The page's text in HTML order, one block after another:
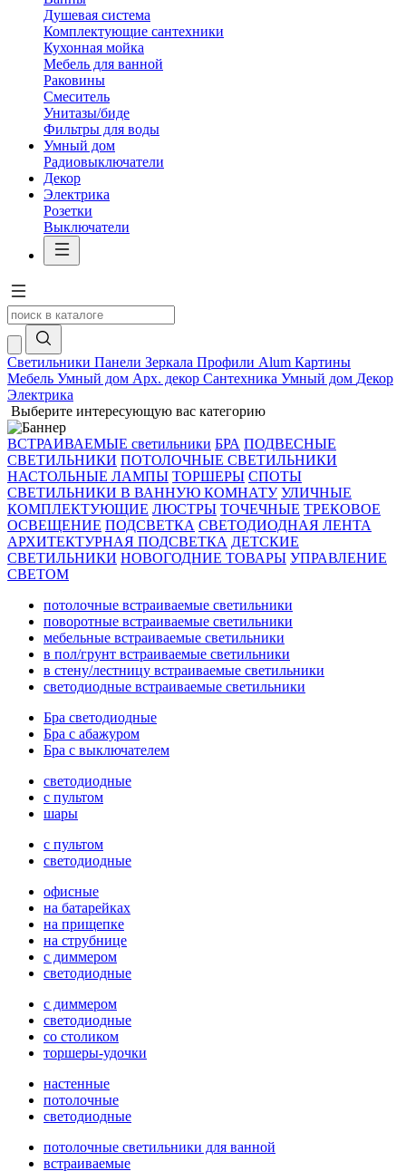
Душевая система
Комплектующие сантехники
Кухонная мойка
Мебель для ванной
Раковины
Смеситель
Унитазы/биде
Фильтры для воды
Умный дом
Радиовыключатели
Декор
Электрика
Розетки
Выключатели
Светильники Панели Зеркала Профили Alum Картины
Мебель Умный дом Арх. декор Сантехника Умный дом Декор
Электрика
Выберите интересующую вас категорию
ВСТРАИВАЕМЫЕ светильники БРА ПОДВЕСНЫЕ
СВЕТИЛЬНИКИ ПОТОЛОЧНЫЕ СВЕТИЛЬНИКИ
НАСТОЛЬНЫЕ ЛАМПЫ ТОРШЕРЫ СПОТЫ
СВЕТИЛЬНИКИ В ВАННУЮ КОМНАТУ УЛИЧНЫЕ
КОМПЛЕКТУЮЩИЕ ЛЮСТРЫ ТОЧЕЧНЫЕ ТРЕКОВОЕ
ОСВЕЩЕНИЕ ПОДСВЕТКА СВЕТОДИОДНАЯ ЛЕНТА
АРХИТЕКТУРНАЯ ПОДСВЕТКА ДЕТСКИЕ
СВЕТИЛЬНИКИ НОВОГОДНИЕ ТОВАРЫ УПРАВЛЕНИЕ
СВЕТОМ
потолочные встраиваемые светильники
поворотные встраиваемые светильники
мебельные встраиваемые светильники
в пол/грунт встраиваемые светильники
в стену/лестницу встраиваемые светильники
светодиодные встраиваемые светильники
Бра светодиодные
Бра с абажуром
Бра с выключателем
светодиодные
с пультом
шары
с пультом
светодиодные
офисные
на батарейках
на прищепке
на струбнице
с диммером
светодиодные
с диммером
светодиодные
со столиком
торшеры-удочки
настенные
потолочные
светодиодные
потолочные светильники для ванной
встраиваемые